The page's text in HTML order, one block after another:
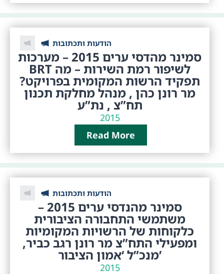
הודעות ותכתובות
סמינר מהדסי ערים 2015 – מערכות
BRT לשיפור רמת השירות – מה
תפקיד הרשות המקומית בפרויקט?
מר רונן כהן , מנהל מחלקת תכנון
תח”צ , נת”ע
2015
Read More
הודעות ותכתובות
סמינר מהנדסי ערים 2015 –
משתמשי התחבורה הציבורית
כלקוחות של הרשויות המקומיות
ומפעילי התח”צ מר רונן רגב כביר,
מנכ”ל ‘אמון הציבור’
2015